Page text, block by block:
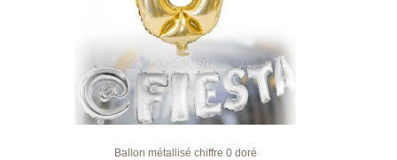
APERÇU RAPIDE DÉTAILS
Ballon métallisé chiffre 0 doré